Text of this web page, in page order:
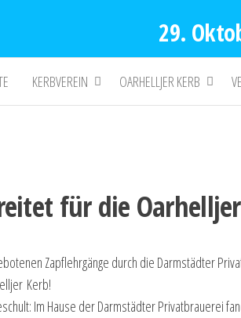
29.
KERBVEREIN OARHELLJER KERB
für die
Zapf­lehr­gän­ge durch die Darm­städ­ter
Kerb!
Im Hau­se der Darm­städ­ter Pri­vat­braue­rei